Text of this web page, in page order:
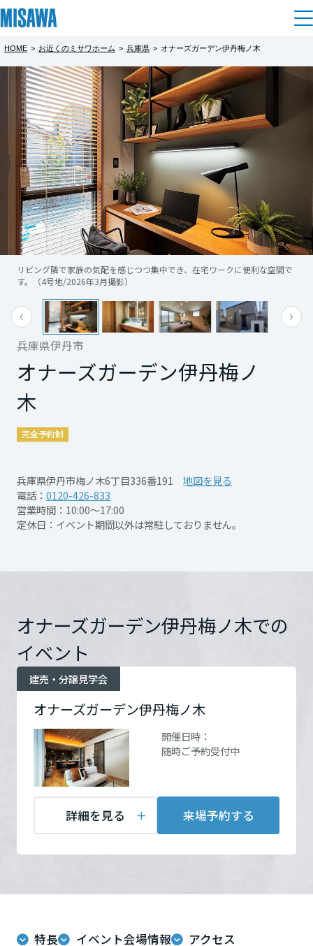
住まい
建てる [注文住宅]
商品ラインアップ
デザイン
テクノロジー（住まいの性能）
建築事例・建築実例
デザイナーズギャラリー
インテリア
住まいづくりガイド
買う
分譲住宅（建売・土地）検索
スムストック検索
分譲マンション検索
売る [MISAWA RELAY]
これから住まいをご検討の方
多彩な動画やこだわりが詰まった建築実例、注目の最新情報など、住
まいづくりを楽しく学べるデジタルラウンジです。
ホームラウンジ 新築・戸建て
土地活用
個人のお客さま
賃貸住宅
賃貸併用住宅
店舗・各種施設
土地活用モデルルーム見学
土地活用実例
法人のお客さま
企業不動産活用（CRE）戦略
社宅建築
医療・介護・子育て・障がい福祉施設
これから土地活用・賃貸経営をご検討の方
に役立つ多彩な情報を幅広くお届けします。
リフォーム
戸建て・マンション
ミサワリフォームとは
リフォームの流れ
リフォームメニュー
リフォーム事例
事業用
事業用リノベーション
リフォーム営業所
これからリフォームをご検討の方
ホームラウンジ リフォーム
まちづくり
複合開発・投資開発
複合開発事業（ASMACI-アスマチ-）
再開発・官民連携事業
分譲マンション開発事業
収益不動産・投資開発事業
建築再生事業
事業用地・事業用建物
すべてのフィールドに新しい価値をデザインし、持続可能な未来志向
のまちづくりを実現していきます。
ミサワゼネラルソリューション
オーナーサポート
サポートメニュー
住まいるりんぐ（ロングサポート）
保証制度
アフターメンテナンス
ミサワリフォーム
ご相談窓口
お客様センター
ミサワホームオーナーさま・リフォーム工事ご契約者さまとミサワホ
ームを結ぶコミュニケーションサイト。お得・便利・安心なコンテン
ツや、ミサワホームからの大切なお知らせなど配信しています。
ミサワオーナーズクラブ
業・IR情報
企業・IR
ニュース
MISAWAについて
ミサワホームグループ
IR情報
SDGs
新卒者採用
中途採用
障がい者採用
ウエルネス事業
海外事業
展示場・イベント情報
カタログ請求
住まいのご相談
HOME > お近くのミサワホーム > 兵庫県 > オナーズガーデン伊丹梅ノ木
兵庫県伊丹市
オナーズガーデン伊丹梅ノ
木
完全予約制
兵庫県伊丹市梅ノ木6丁目336番191
地図を見る
電話： 0120-426-833
営業時間：10:00～17:00
定休日：イベント期間以外は常駐しておりません。
リビング隣で家族の気配を感じつつ集中でき、在宅ワークに便利な空間で
す。（4号地/2026年3月撮影）
オナーズガーデン伊丹梅ノ木での
イベント
オナーズガーデン伊丹梅ノ木
建売・分譲見学会
開催日時：
随時ご予約受付中
詳細を見る 来場予約する
特長 イベント会場情報 アクセス
都道府県を選択
北海道
北海道
東北
青森県
岩手県
宮城県
秋田県
福島県
栃木県
群馬県
埼玉県
千葉県
オナーズガーデン伊丹梅ノ木 完全予約制
【建売住宅分譲中】
災害に強い「ミサワホームの技術」を、リア
ルな暮らしがイメージできる等身大の建物で
ご体感ください！
※現地に係員は常駐しておりません。
恐れ入りますが、事前にご予約の上、ご来
場いただけますようお願いいたします。
もっと見る
開催日時
336番191Google Map
お問い合
わせ
電話：0120-426-833
営業時間：10:00～17:00
定休日：イベント期間以外
担当者：大阪支店
来場予約する